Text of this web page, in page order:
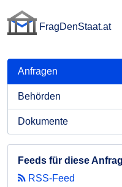
FragDenStaat.at
Anfragen
Behörden
Dokumente
Feeds für diese
RSS-Feed